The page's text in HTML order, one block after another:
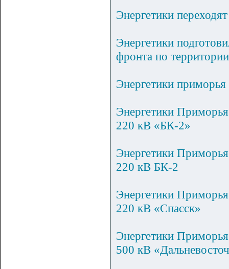
Энергетики
Энергетики
фронта по
Энергетики
Энергетики
220 кВ «БК-2»
Энергетики
220 кВ БК-2
Энергетики
220 кВ «Спасск»
Энергетики
500 кВ